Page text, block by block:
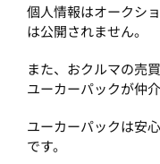
個人情報はオークシ
は公開されません。
また、おクルマの売
ユーカーパックが仲
ユーカーパックは安
です。